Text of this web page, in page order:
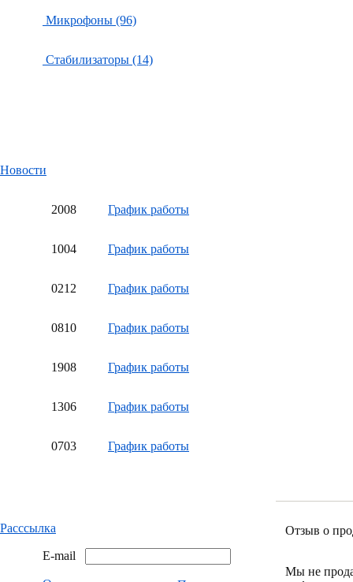
Микрофоны (96)
Стабилизаторы (14)
Новости
2008 График работы
1004 График работы
0212 График работы
0810 График работы
1908 График работы
1306 График работы
0703 График работы
Расссылка
E-mail
Отзыв о
Мы не